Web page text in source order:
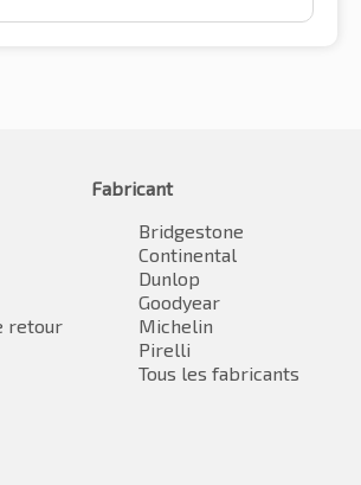
retour
Fabricant
Bridgestone
Continental
Dunlop
Goodyear
Michelin
Pirelli
Tous les fabricants